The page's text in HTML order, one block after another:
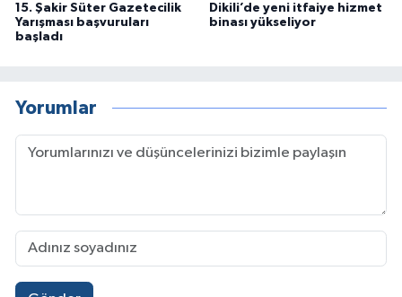
15. Şakir Süter Gazetecilik
Yarışması başvuruları
başladı
Dikili’de yeni itfaiye hizmet
binası yükseliyor
Yorumlar